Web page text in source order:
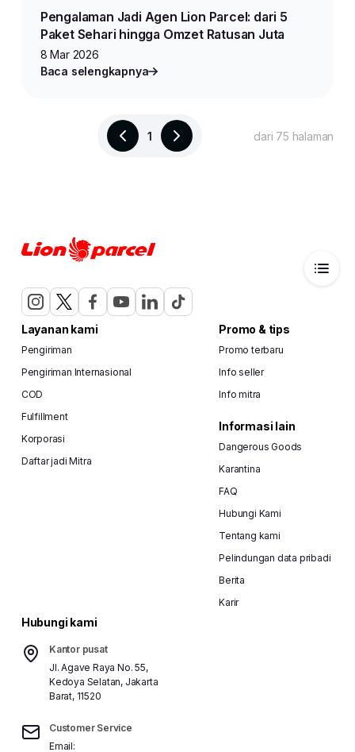
Pengalaman Jadi Agen Lion Parcel: dari 5
Paket Sehari hingga Omzet Ratusan Juta
8 Mar 2026
Baca selengkapnya
1 dari 75 halaman
Layanan kami
Pengiriman
Pengiriman Internasional
COD
Fulfillment
Korporasi
Daftar jadi Mitra
Promo & tips
Promo terbaru
Info seller
Info mitra
Informasi lain
Dangerous Goods
Karantina
FAQ
Hubungi Kami
Tentang kami
Pelindungan data pribadi
Berita
Karir
Hubungi kami
Kantor pusat
Jl. Agave Raya No. 55,
Kedoya Selatan, Jakarta
Barat, 11520
Customer Service
Email: